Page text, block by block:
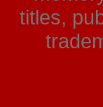
titles,